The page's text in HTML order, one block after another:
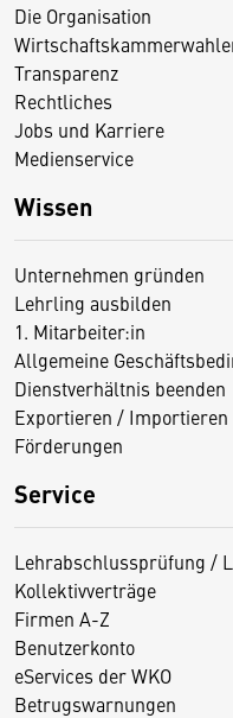
Die Organisation
Transparenz
Rechtliches
Jobs und Karriere
Medienservice
Wissen
Unternehmen gründen
Lehrling ausbilden
1. Mitarbeiter:in
Allgemeine
Dienstverhältnis beenden
Exportieren / Importieren
Förderungen
Service
Lehrabschlussprüfung /
Kollektivverträge
Firmen A-Z
Benutzerkonto
eServices der WKO
Betrugswarnungen